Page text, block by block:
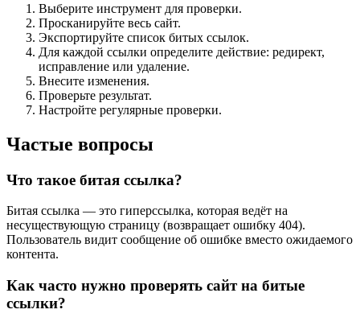
Выберите инструмент для проверки.
Просканируйте весь сайт.
Экспортируйте список битых ссылок.
Для каждой ссылки определите действие: редирект,
исправление или удаление.
Внесите изменения.
Проверьте результат.
Настройте регулярные проверки.
Частые вопросы
Что такое битая ссылка?
Битая ссылка — это гиперссылка, которая ведёт на
несуществующую страницу (возвращает ошибку 404).
Пользователь видит сообщение об ошибке вместо ожидаемого
контента.
Как часто нужно проверять сайт на битые
ссылки?